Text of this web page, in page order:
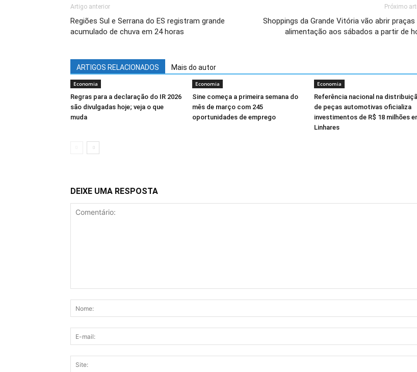
Artigo anterior
Regiões Sul e Serrana do ES registram grande
acumulado de chuva em 24 horas
Próximo
Shoppings da Grande Vitória vão abrir praças
alimentação aos sábados a partir de
ARTIGOS RELACIONADOS Mais do autor
Economia
Regras para a declaração do IR 2026
são divulgadas hoje; veja o que
muda
Economia
Sine começa a primeira semana do
mês de março com 245
oportunidades de emprego
Economia
Referência nacional na
de peças automotivas oficializa
investimentos de R$ 18 milhões
Linhares
DEIXE UMA RESPOSTA